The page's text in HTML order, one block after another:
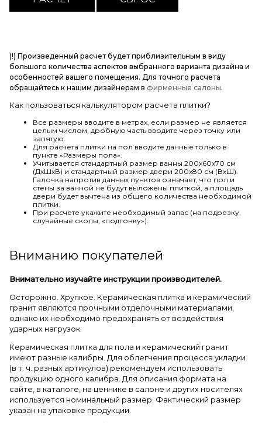
(!) Произведенный расчет будет приблизительным в виду
большого количества аспектов выбранного варианта дизайна и
особенностей вашего помещения. Для точного расчета
обращайтесь к нашим дизайнерам в фирменные салоны.
Как пользоваться калькулятором расчета плитки?
Все размеры вводите в метрах, если размер не является
целым числом, дробную часть вводите через точку или
запятую.
Для расчета плитки на пол вводите данные только в
пункте «Размеры пола».
Учитывается стандартный размер ванны 200х60х70 см
(ДхШхВ) и стандартный размер двери 200х80 см (ВхШ).
Галочка напротив данных пунктов означает, что пол и
стены за ванной не будут выложены плиткой, а площадь
двери будет вычтена из общего количества необходимой
плитки.
При расчете укажите необходимый запас (на подрезку,
случайные сколы, «подгонку»).
Вниманию покупателей
Внимательно изучайте инструкции производителей.
Осторожно. Хрупкое. Керамическая плитка и керамический
гранит являются прочными отделочными материалами,
однако их необходимо предохранять от воздействия
ударных нагрузок.
Керамическая плитка для пола и керамический гранит
имеют разные калибры. Для облегчения процесса укладки
(в т. ч. разных артикулов) рекомендуем использовать
продукцию одного калибра. Для описания формата на
сайте, в каталоге, на ценнике в салоне и других носителях
используется номинальный размер. Фактический размер
указан на упаковке продукции.